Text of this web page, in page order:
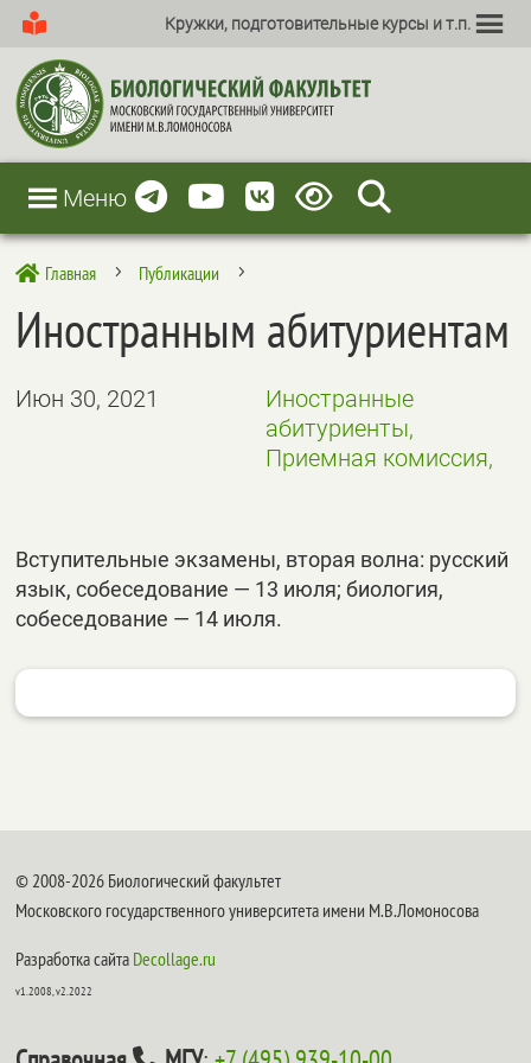
Кружки, подготовительные курсы и т.п.
Меню
 Главная 5 Публикации 5
Иностранным абитуриентам
Июн 30, 2021
Иностранные
абитуриенты,
Приемная комиссия,
Вступительные экзамены, вторая волна: русский
язык, собеседование — 13 июля; биология,
собеседование — 14 июля.
© 2008-2026 Биологический факультет
Московского государственного университета имени М.В.Ломоносова
Разработка сайта Decollage.ru
v1.2008, v2.2022